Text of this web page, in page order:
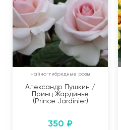
Чайно-гибридные розы
Александр Пушкин /
Принц Жардинье
(Prince Jardinier)
350 ₽